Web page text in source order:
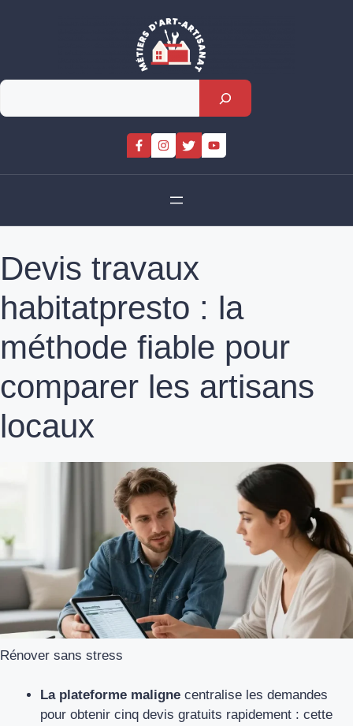
Rechercher
Devis travaux
habitatpresto : la
méthode fiable pour
comparer les artisans
locaux
Rénover sans stress
La plateforme maligne centralise les demandes
pour obtenir cinq devis gratuits rapidement : cette